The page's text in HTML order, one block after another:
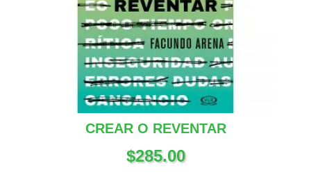
CREAR O REVENTAR
$285.00